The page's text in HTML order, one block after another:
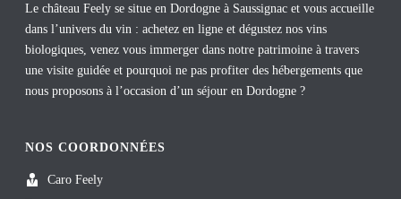
Le château Feely se situe en Dordogne à Saussignac et vous accueille
dans l’univers du vin : achetez en ligne et dégustez nos vins
biologiques, venez vous immerger dans notre patrimoine à travers
une visite guidée et pourquoi ne pas profiter des hébergements que
nous proposons à l’occasion d’un séjour en Dordogne ?
NOS COORDONNÉES
Caro Feely